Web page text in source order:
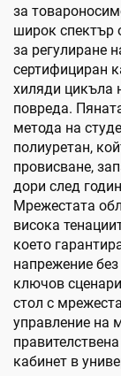
за
широк спектър
за регулиране
сертифициран
хиляди цикъла
повреда.
метода на
полиуретан,
провисване,
дори след
Мрежестата
висока
което
напрежение
ключов
стол с
управление на
кабинет в